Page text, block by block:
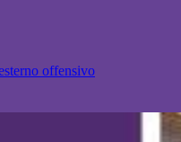
offensivo